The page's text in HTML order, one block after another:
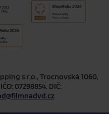
s.r.o., Trocnovská 1060,
07298854, DIČ: